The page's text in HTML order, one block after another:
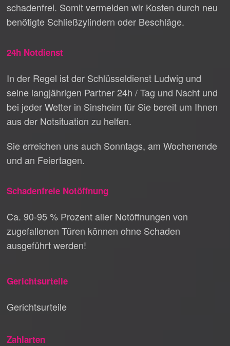
schadenfrei. Somit vermeiden wir Kosten durch neu
benötigte Schließzylindern oder Beschläge.
24h Notdienst
In der Regel ist der Schlüsseldienst Ludwig und
seine langjährigen Partner 24h / Tag und Nacht und
bei jeder Wetter in Sinsheim für Sie bereit um Ihnen
aus der Notsituation zu helfen.
Sie erreichen uns auch Sonntags, am Wochenende
und an Feiertagen.
Schadenfreie Notöffnung
Ca. 90-95 % Prozent aller Notöffnungen von
zugefallenen Türen können ohne Schaden
ausgeführt werden!
Gerichtsurteile
Gerichtsurteile
Zahlarten